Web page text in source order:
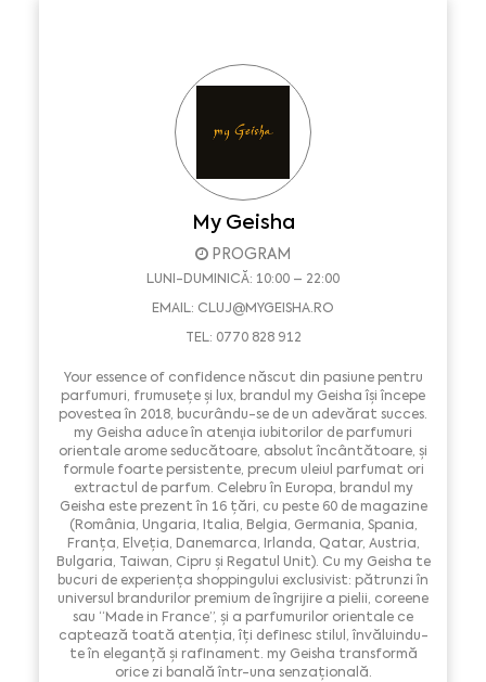
My Geisha
PROGRAM
LUNI-DUMINICĂ: 10:00 – 22:00
EMAIL: CLUJ@MYGEISHA.RO
TEL: 0770 828 912
Your essence of confidence născut din pasiune pentru
parfumuri, frumusețe și lux, brandul my Geisha își începe
povestea în 2018, bucurându-se de un adevărat succes.
my Geisha aduce în atenţia iubitorilor de parfumuri
orientale arome seducătoare, absolut încântătoare, și
formule foarte persistente, precum uleiul parfumat ori
extractul de parfum. Celebru în Europa, brandul my
Geisha este prezent în 16 țări, cu peste 60 de magazine
(România, Ungaria, Italia, Belgia, Germania, Spania,
Franța, Elveția, Danemarca, Irlanda, Qatar, Austria,
Bulgaria, Taiwan, Cipru și Regatul Unit). Cu my Geisha te
bucuri de experiența shoppingului exclusivist: pătrunzi în
universul brandurilor premium de îngrijire a pielii, coreene
sau “Made in France”, și a parfumurilor orientale ce
captează toată atenția, îți definesc stilul, învăluindu-
te în eleganță și rafinament. my Geisha transformă
orice zi banală într-una senzațională.